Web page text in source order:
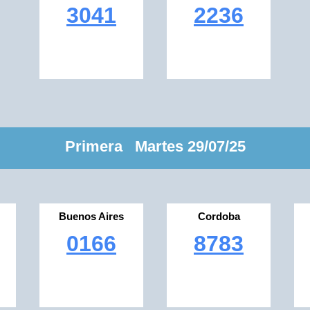
3041 2236
Primera Martes 29/07/25
Buenos Aires
0166
Cordoba
8783